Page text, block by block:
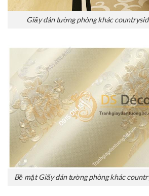
Giấy dán tường phòng khác
Bề mặt Giấy dán tường phòng khác